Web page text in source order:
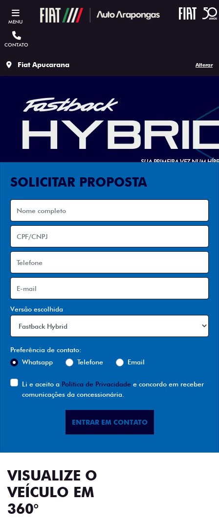
MENU
CONTATO
Fiat Apucarana Alterar
SOLICITAR PROPOSTA
Versão escolhida
Preferência de contato:
Whatsapp
Telefone Email
Li e aceito a Política de Privacidade e concordo em receber
comunicações da concessionária.
ENTRAR EM CONTATO
VISUALIZE O
VEÍCULO EM
360°